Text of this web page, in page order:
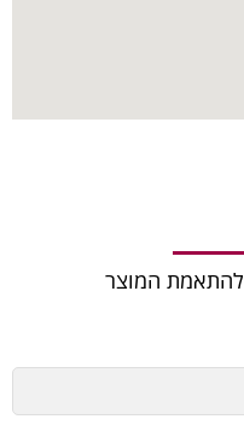
להתאמת המוצר